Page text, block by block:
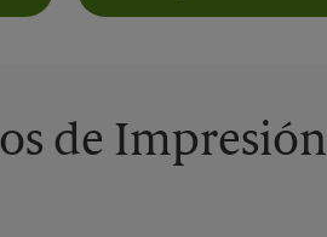
de Impresión